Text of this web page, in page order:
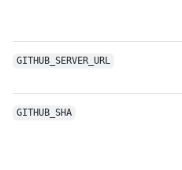
GITHUB_SERVER_URL
GITHUB_SHA